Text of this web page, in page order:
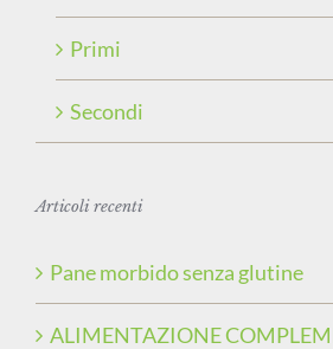
Primi
Secondi
Articoli recenti
Pane morbido senza glutine
ALIMENTAZIONE